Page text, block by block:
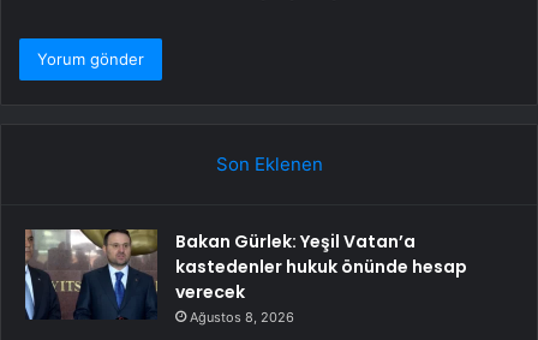
Son Eklenen
Bakan Gürlek: Yeşil Vatan’a
kastedenler hukuk önünde hesap
verecek
Ağustos 8, 2026